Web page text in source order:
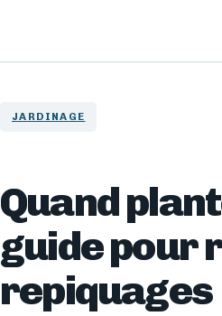
JARDINAGE
Quand
guide pour
repiquages